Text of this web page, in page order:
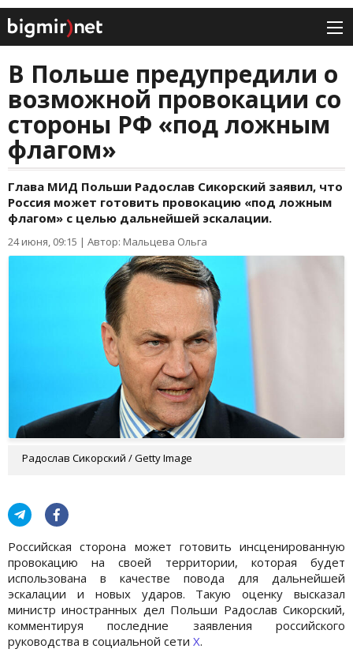
В Польше предупредили о
возможной провокации со
стороны РФ «под ложным
флагом»
Глава МИД Польши Радослав Сикорский заявил, что
Россия может готовить провокацию «под ложным
флагом» с целью дальнейшей эскалации.
24 июня, 09:15 | Автор: Мальцева Ольга
Радослав Сикорский / Getty Image
Российская сторона может готовить инсценированную
провокацию на своей территории, которая будет
использована в качестве повода для дальнейшей
эскалации и новых ударов. Такую оценку высказал
министр иностранных дел Польши Радослав Сикорский,
комментируя последние заявления российского
руководства в социальной сети Х.